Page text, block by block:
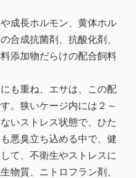
成長ホルモン、黄体ホル
合成抗菌剤、抗酸化剤、
添加物だらけの配合飼料
も重ね、エサは、この配
。狭いケージ内には２～
いストレス状態で、ひた
悪臭立ち込める中で、健
て、不衛生やストレスに
物質、ニトロフラン剤、